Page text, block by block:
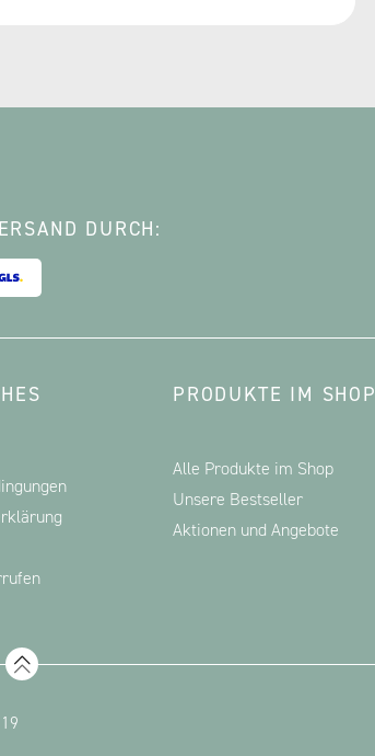
DURCH:
PRODUKTE IM SHOP
Alle Produkte im Shop
Unsere Bestseller
Aktionen und Angebote